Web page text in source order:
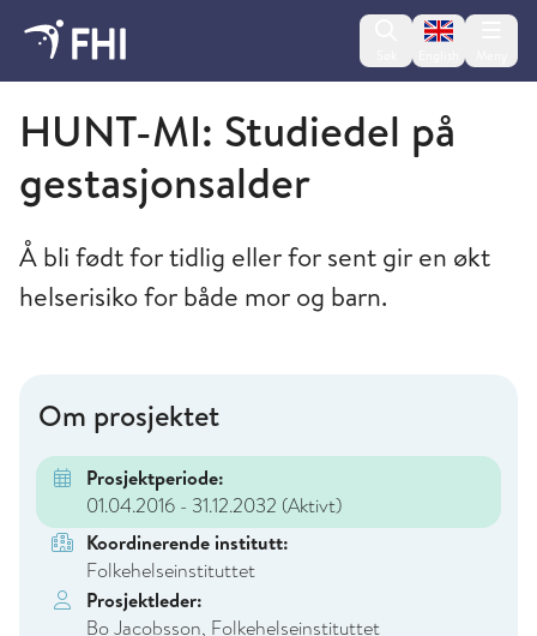
Change
Folkehelseinstituttet
HUNT-MI: Studiedel på
gestasjonsalder
Å bli født for tidlig eller for sent gir en økt
helserisiko for både mor og barn.
Om prosjektet
Prosjektperiode:
01.04.2016 - 31.12.2032 (Aktivt)
Koordinerende institutt:
Folkehelseinstituttet
Prosjektleder:
Bo Jacobsson, Folkehelseinstituttet